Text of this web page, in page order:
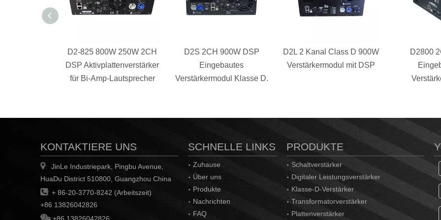
D2-825 800W 250W 2CH
DSP Aktivplattenverstärker
für Bi-Amp-Lautsprecher
D2S 2CH 900W DSP
Eingebautes
Verstärkermodul Klasse D.
D2L 2 Kanal Class D 900W
Verstärkermodul mit DSP
D2800
KONTAKTIERE UNS
:
JinLe Industriepark, Pingbu Avenue,
HuaDu District 510800, Guangzhou China
: + 86-20-3770-8242 (Arbeitszeit)
+86 13826042826

SCHNELLE LINKS
Zuhause
Über uns
Produkte
Nachrichten
FAQ
PRODUKTE
Schaltverstärker
Digitaler Leistungsverstärker
Klasse-D-Verstärker
Transformatorverstärker
Plattenverstärker